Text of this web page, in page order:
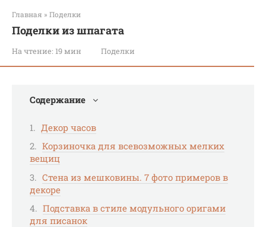
Главная » Поделки
Поделки из шпагата
На чтение: 19 мин Поделки
Содержание
Декор часов
Корзиночка для всевозможных мелких
вещиц
Стена из мешковины. 7 фото примеров в
декоре
Подставка в стиле модульного оригами
для писанок